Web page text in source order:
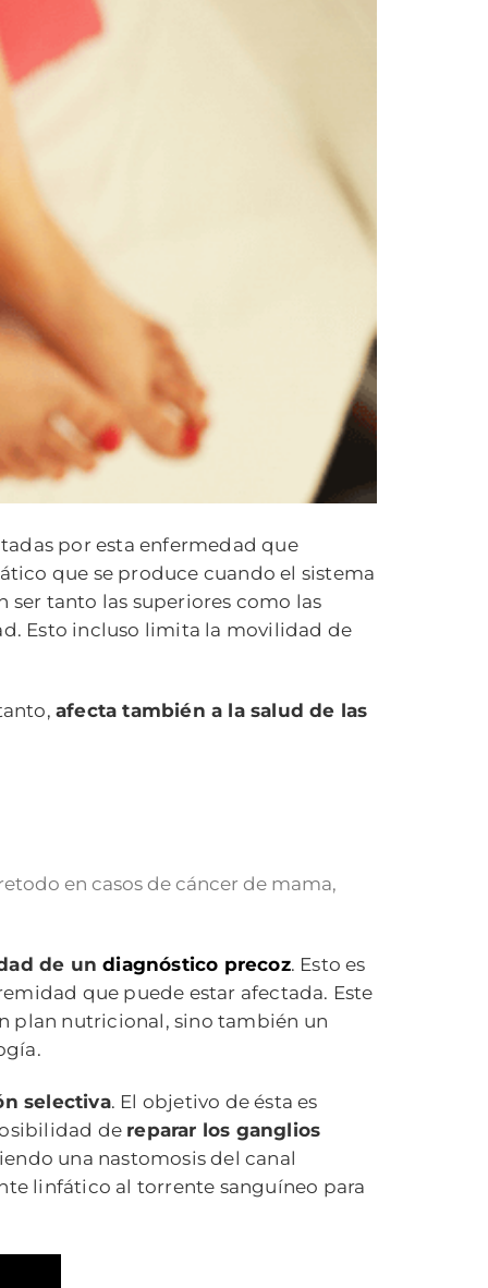
por esta enfermedad que
que se produce cuando el sistema
ser tanto las superiores como las
Esto incluso limita la movilidad de
afecta también a la salud de las
en casos de cáncer de mama,
de undiagnóstico precoz. Esto es
que puede estar afectada. Este
plan nutricional, sino también un
selectiva. El objetivo de ésta es
de reparar los ganglios
una nastomosis del canal
linfático al torrente sanguíneo para